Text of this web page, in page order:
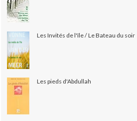
Les Invités de l'île / Le Bateau du soir
Les pieds d'Abdullah